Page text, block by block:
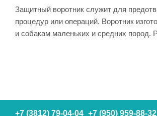
Защитный воротник служит для
процедур или операций. Воротник
и собакам маленьких и средних
+7 (3812) 79-04-04 +7 (950) 959-88-32